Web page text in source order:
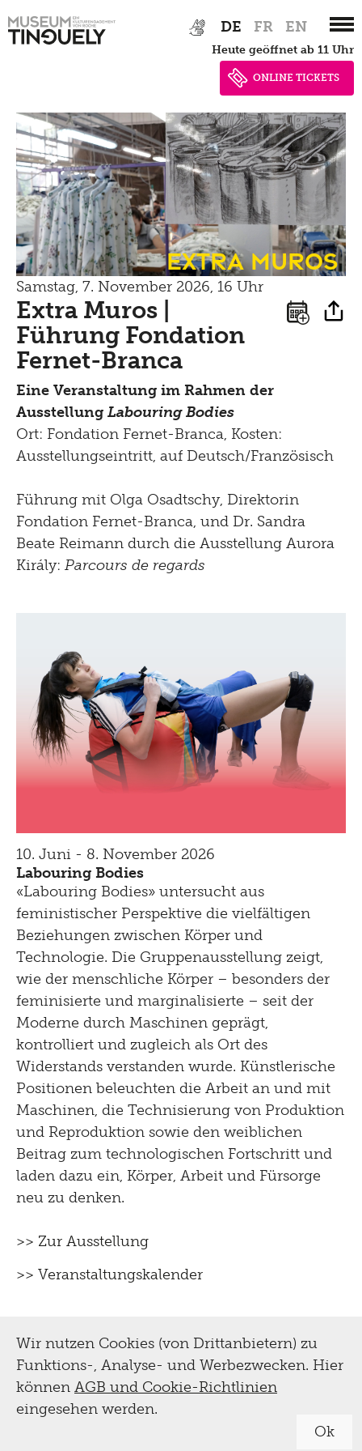
Hauptnavigation
to
DE FR EN
heute geöffnet ab 11 Uhr
ONLINE TICKETS
Lernen
Kultur Inklusiv
Menu
Kontakt
Late Thursday Menu
Shop
Extra Muros
Samstag, 7. November 2026, 16 Uhr
Extra Muros |
Führung Fondation
Fernet-Branca
Eine Veranstaltung im Rahmen der
Ausstellung Labouring Bodies
Ort: Fondation Fernet-Branca, Kosten:
Ausstellungseintritt, auf Deutsch/Französisch
Führung mit Olga Osadtschy, Direktorin
Fondation Fernet-Branca, und Dr. Sandra
Beate Reimann durch die Ausstellung Aurora
Király: Parcours de regards
10. Juni - 8. November 2026
Labouring Bodies
«Labouring Bodies» untersucht aus
feministischer Perspektive die vielfältigen
Beziehungen zwischen Körper und
Technologie. Die Gruppenausstellung zeigt,
wie der menschliche Körper – besonders der
feminisierte und marginalisierte – seit der
Moderne durch Maschinen geprägt,
kontrolliert und zugleich als Ort des
Widerstands verstanden wurde. Künstlerische
Positionen beleuchten die Arbeit an und mit
Maschinen, die Technisierung von Produktion
und Reproduktion sowie den weiblichen
Beitrag zum technologischen Fortschritt und
laden dazu ein, Körper, Arbeit und Fürsorge
neu zu denken.
>> Zur Ausstellung
>> Veranstaltungskalender
Wir nutzen Cookies (von Drittanbietern) zu
Funktions-, Analyse- und Werbezwecken. Hier
können AGB und Cookie-Richtlinien
eingesehen werden.
Ok